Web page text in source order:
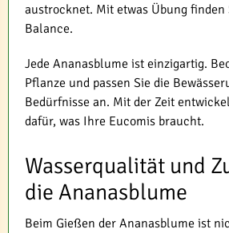
austrocknet. Mit etwas Übung
Balance.
Jede Ananasblume ist einzigartig.
Pflanze und passen Sie die
Bedürfnisse an. Mit der Zeit
dafür, was Ihre Eucomis braucht.
Wasserqualität und
die Ananasblume
Beim Gießen der Ananasblume ist